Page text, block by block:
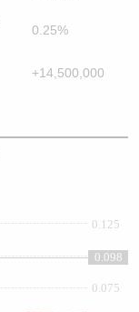
0.25%
+14,500,000
0.075
0.1
0.125
0.098